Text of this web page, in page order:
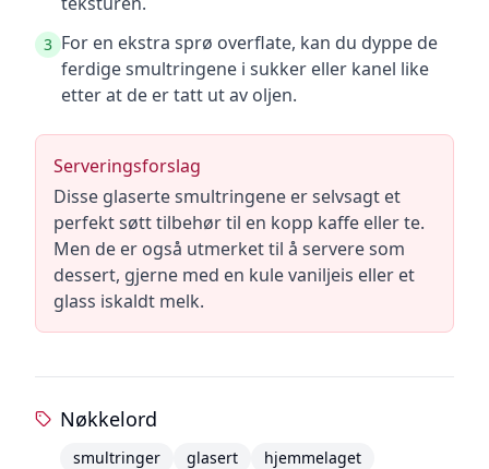
3 For en ekstra sprø overflate, kan du dyppe de
ferdige smultringene i sukker eller kanel like
etter at de er tatt ut av oljen.
Serveringsforslag
Disse glaserte smultringene er selvsagt et
perfekt søtt tilbehør til en kopp kaffe eller te.
Men de er også utmerket til å servere som
dessert, gjerne med en kule vaniljeis eller et
glass iskaldt melk.
Nøkkelord
smultringer glasert
hjemmelaget